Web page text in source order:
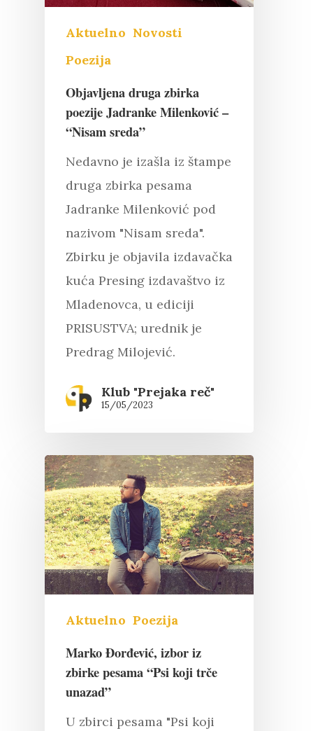
Aktuelno Novosti
Poezija
Objavljena druga zbirka
poezije Jadranke Milenković –
“Nisam sreda”
Nedavno je izašla iz štampe
druga zbirka pesama
Jadranke Milenković pod
nazivom "Nisam sreda".
Zbirku je objavila izdavačka
kuća Presing izdavaštvo iz
Mladenovca, u ediciji
PRISUSTVA; urednik je
Predrag Milojević.
Klub "Prejaka reč"
15/05/2023
Aktuelno Poezija
Marko Đorđević, izbor iz
zbirke pesama “Psi koji trče
unazad”
U zbirci pesama "Psi koji